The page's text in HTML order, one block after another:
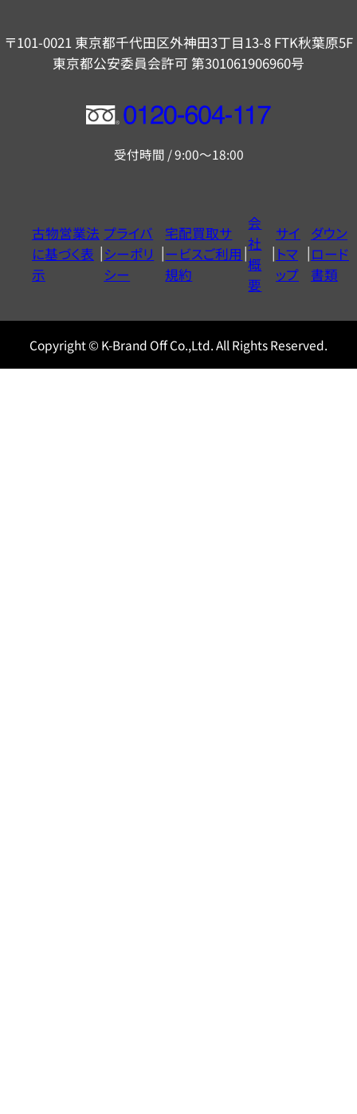
〒101-0021 東京都千代田区外神田3丁目13-8 FTK秋葉原5F
東京都公安委員会許可 第301061906960号
フ
ー
ヤ
ル
0120604117
受付時間 / 9:00～18:00
古物営業法
に基づく表
示
プライバ
シーポリ
シー
宅配買取サ
ービスご利用
規約
会
社
概
要
サイ
トマ
ップ
ダウン
ロード
書類
Copyright © K-Brand Off Co.,Ltd. All Rights Reserved.